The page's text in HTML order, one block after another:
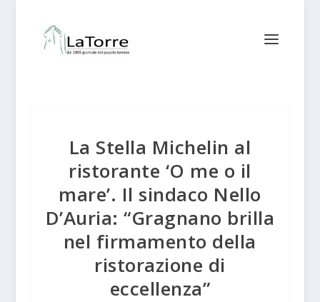
La Stella Michelin al
ristorante ‘O me o il
mare’. Il sindaco Nello
D’Auria: “Gragnano brilla
nel firmamento della
ristorazione di
eccellenza”